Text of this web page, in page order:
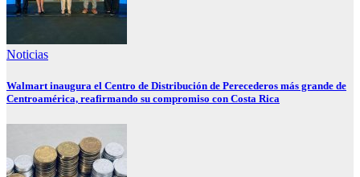
Noticias
Walmart inaugura el Centro de Distribución de Perecederos más grande de
Centroamérica, reafirmando su compromiso con Costa Rica